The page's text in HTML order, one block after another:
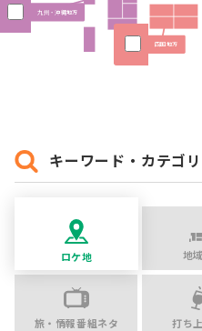
九州・沖縄地方
四国地方
キーワード・カテゴ
ロケ地 地
旅・情報番組ネタ 打ち